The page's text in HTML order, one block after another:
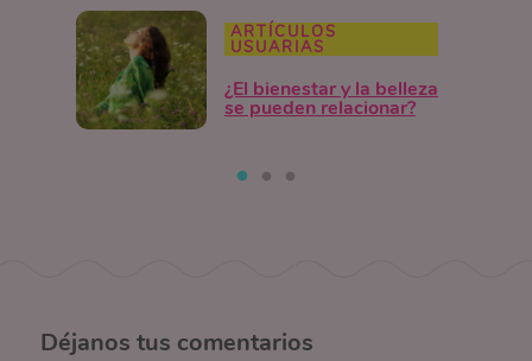
ARTÍCULOS
USUARIAS
¿El bienestar y la belleza
se pueden relacionar?
Déjanos tus comentarios